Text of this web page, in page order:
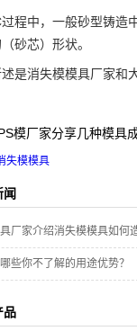
中，一般砂型铸造中
砂芯）形状。
消失模模具厂家和大
模厂家分享几种模具
失模模具
厂家介绍消失模模具如何
些你不了解的用途优势？
品